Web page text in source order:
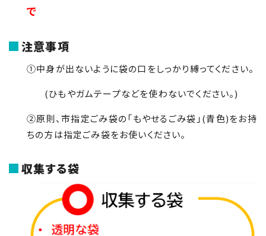
で
注意事項
①中身が出ないように袋の口をしっかり縛ってください。
(ひもやガムテープなどを使わないでください。)
②原則、市指定ごみ袋の「もやせるごみ袋」(青色)をお持
ちの方は指定ごみ袋をお使いください。
収集する袋